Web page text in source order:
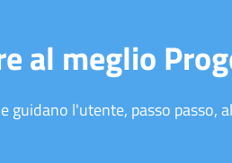
al meglio
guidano l'utente, passo passo,